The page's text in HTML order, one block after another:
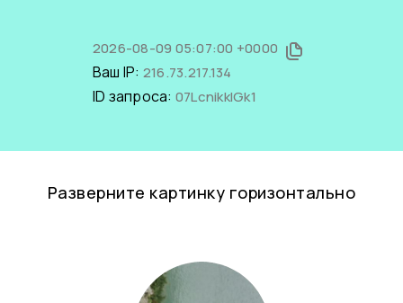
2026-08-09 05:07:00 +0000
Ваш IP: 216.73.217.134
ID запроса: 07LcnikkIGk1
Разверните картинку горизонтально